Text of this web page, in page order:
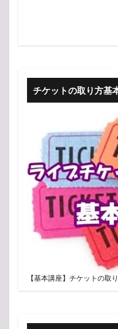
チケットの取り方基
【基本講座】チケットの取